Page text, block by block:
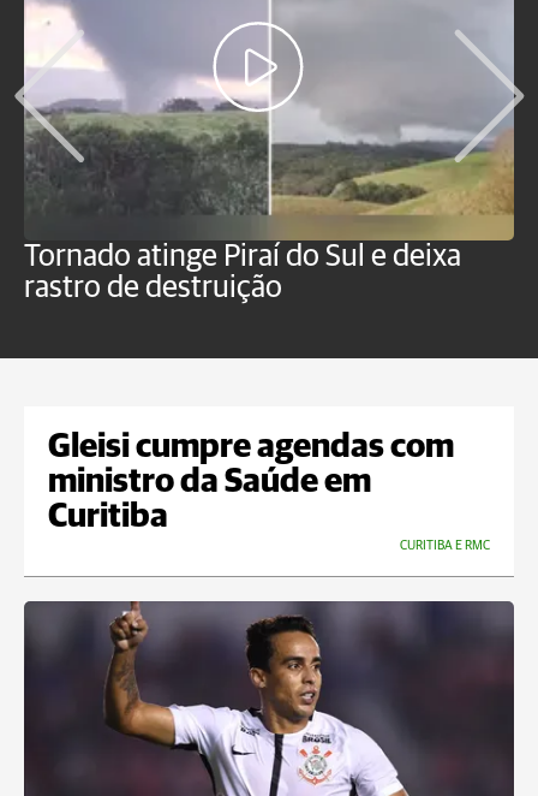
Tornado atinge Piraí do Sul e deixa
rastro de destruição
Gleisi cumpre agendas com
ministro da Saúde em
Curitiba
CURITIBA E RMC